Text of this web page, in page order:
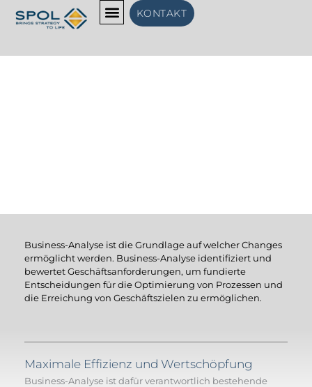
Zum
Inhalt
KONTAKT
Business-Analyse ist die Grundlage auf welcherChanges
ermöglicht werden. Business-Analyse identifiziert und
bewertet Geschäftsanforderungen, um fundierte
Entscheidungen für die Optimierung von Prozessen und
die Erreichung von Geschäftszielen zu ermöglichen.
Maximale Effizienz und Wertschöpfung
Business-Analyse istdafür verantwortlich bestehende